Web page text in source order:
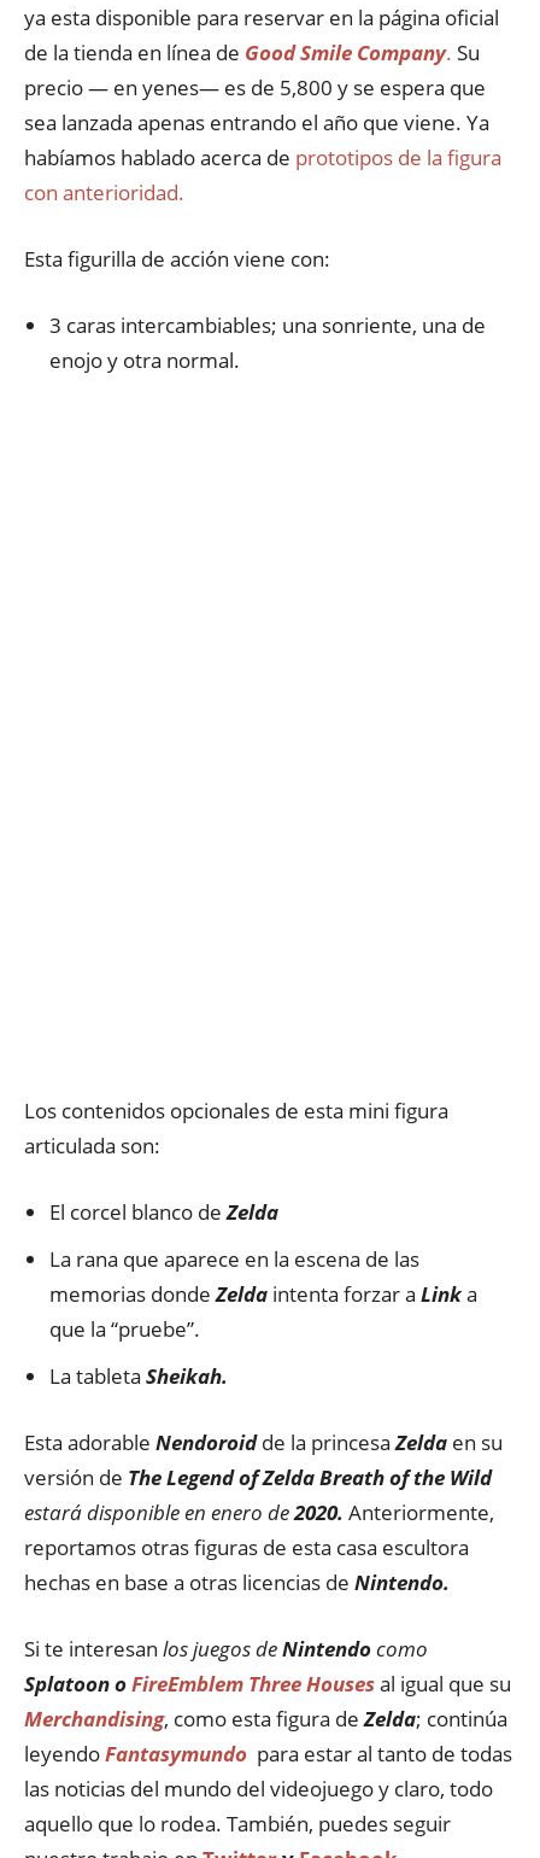
ya esta disponible para reservar en la página oficial
de la tienda en línea de Good Smile Company. Su
precio — en yenes— es de 5,800 y se espera que
sea lanzada apenas entrando el año que viene. Ya
habíamos hablado acerca de prototipos de la figura
con anterioridad.
Esta figurilla de acción viene con:
3 caras intercambiables; una sonriente, una de
enojo y otra normal.
Los contenidos opcionales de esta mini figura
articulada son:
El corcel blanco deZelda
La rana que aparece en la escena de las
memorias dondeZelda intenta forzar a Linka
que la “pruebe”.
La tableta Sheikah.
Esta adorable Nendoroidde la princesaZelda en su
versión de The Legend ofZelda Breath of the Wild
estará disponible en enero de2020. Anteriormente,
reportamos otras figuras de esta casa escultora
hechas en base a otras licencias de Nintendo.
Si te interesan los juegos deNintendocomo
Splatoon oFireEmblem Three Housesal igual que su
Merchandising, como esta figura deZelda; continúa
leyendoFantasymundo para estar al tanto de todas
las noticias del mundo del videojuego y claro, todo
aquello que lo rodea. También, puedes seguir